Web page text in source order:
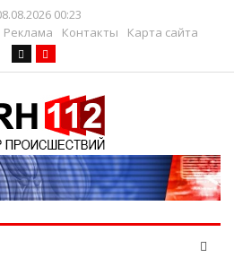
00:23
Реклама Контакты Карта сайта